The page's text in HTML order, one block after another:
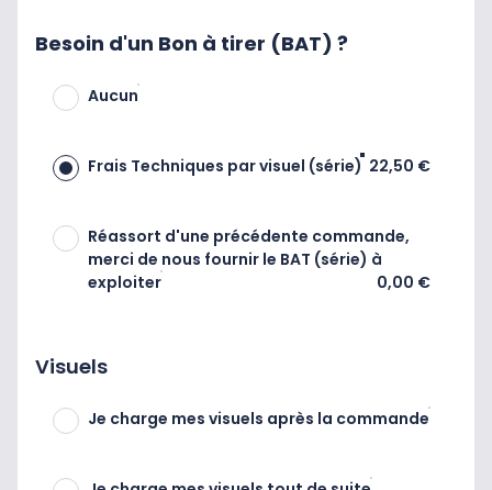
Besoin d'un Bon à tirer (BAT) ?
Aucun
Frais Techniques par visuel (série) 22,50 €
Réassort d'une précédente commande,
merci de nous fournir le BAT (série) à
exploiter
0,00 €
Visuels
Je charge mes visuels après la commande